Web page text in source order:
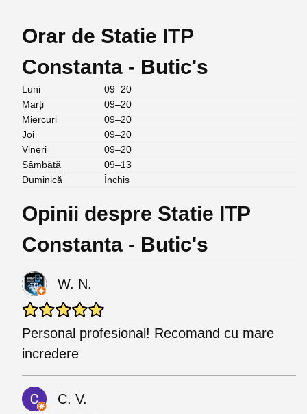
Orar de Statie ITP
Constanta - Butic's
Luni
09–20
Marți
09–20
Miercuri
09–20
Joi
09–20
Vineri
09–20
Sâmbătă
09–13
Duminică
Închis
Opinii despre Statie ITP
Constanta - Butic's
W. N.
Personal profesional! Recomand cu mare
incredere
C. V.